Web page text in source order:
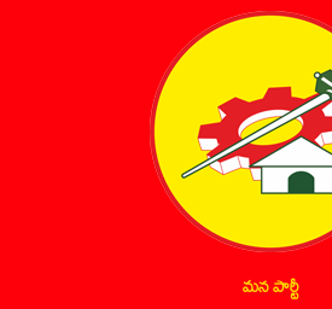
మన పార్టీ